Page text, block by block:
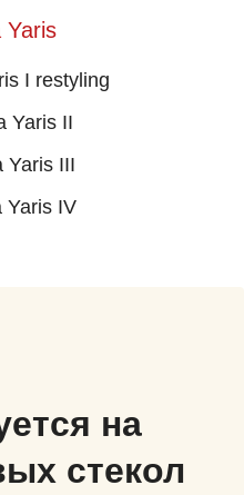
Yaris
I restyling
Yaris II
Yaris III
Yaris IV
на
стекол